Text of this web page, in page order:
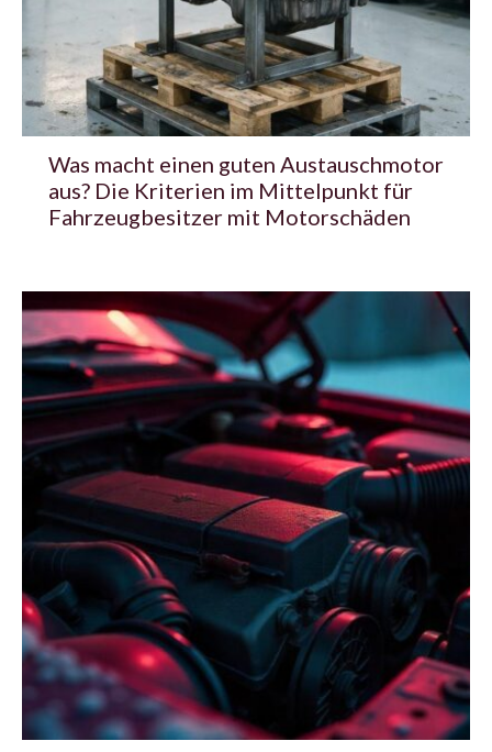
Was macht einen guten Austauschmotor
aus? Die Kriterien im Mittelpunkt für
Fahrzeugbesitzer mit Motorschäden